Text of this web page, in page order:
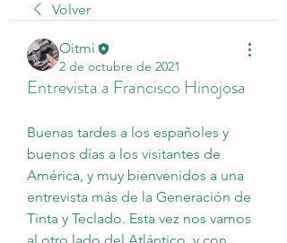
Volver
Oitmi
2 de octubre de 2021
Entrevista a Francisco Hinojosa
Buenas tardes a los españoles y
buenos días a los visitantes de
América, y muy bienvenidos a una
entrevista más de la Generación de
Tinta y Teclado. Esta vez nos vamos